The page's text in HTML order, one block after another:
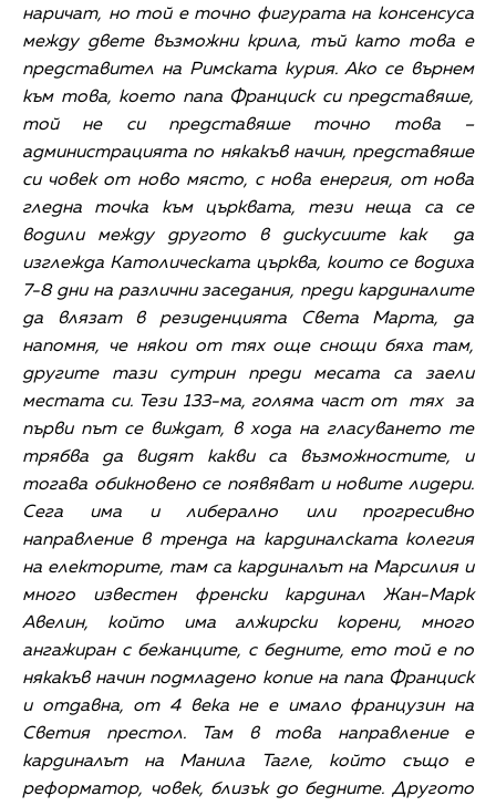
наричат, но той е точно фигурата на консенсуса
между двете възможни крила, тъй като това е
представител на Римската курия. Ако се върнем
към това, което папа Франциск си представяше,
той не си представяше точно това –
администрацията по някакъв начин, представяше
си човек от ново място, с нова енергия, от нова
гледна точка към църквата, тези неща са се
водили между другото в дискусиите как да
изглежда Католическата църква, които се водиха
7-8 дни на различни заседания, преди кардиналите
да влязат в резиденцията Света Марта, да
напомня, че някои от тях още снощи бяха там,
другите тази сутрин преди месата са заели
местата си. Тези 133-ма, голяма част от тях за
първи път се виждат, в хода на гласуването те
трябва да видят какви са възможностите, и
тогава обикновено се появяват и новите лидери.
Сега има и либерално или прогресивно
направление в тренда на кардиналската колегия
на електорите, там са кардиналът на Марсилия и
много известен френски кардинал Жан-Марк
Авелин, който има алжирски корени, много
ангажиран с бежанците, с бедните, ето той е по
някакъв начин подмладено копие на папа Франциск
и отдавна, от 4 века не е имало французин на
Светия престол. Там в това направление е
кардиналът на Манила Тагле, който също е
реформатор, човек, близък до бедните. Другото